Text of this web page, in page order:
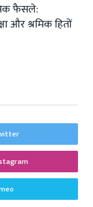
फैसले:
और श्रमिक हितों